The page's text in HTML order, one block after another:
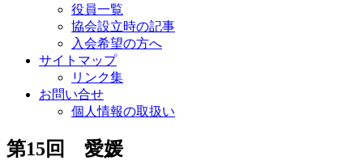
役員一覧
協会設立時の記事
入会希望の方へ
サイトマップ
リンク集
お問い合せ
個人情報の取扱い
第15回 愛媛